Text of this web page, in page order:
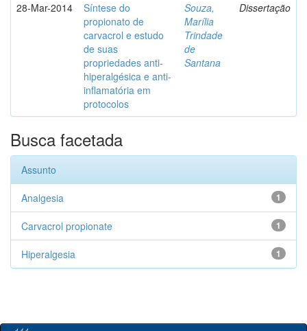
28-Mar-2014
Síntese do
propionato de
carvacrol e estudo
de suas
propriedades anti-
hiperalgésica e anti-
inflamatória em
protocolos
Souza,
Marília
Trindade
de
Santana
Dissertação
Busca facetada
Assunto
1
Analgesia
1
Carvacrol propionate
1
Hiperalgesia